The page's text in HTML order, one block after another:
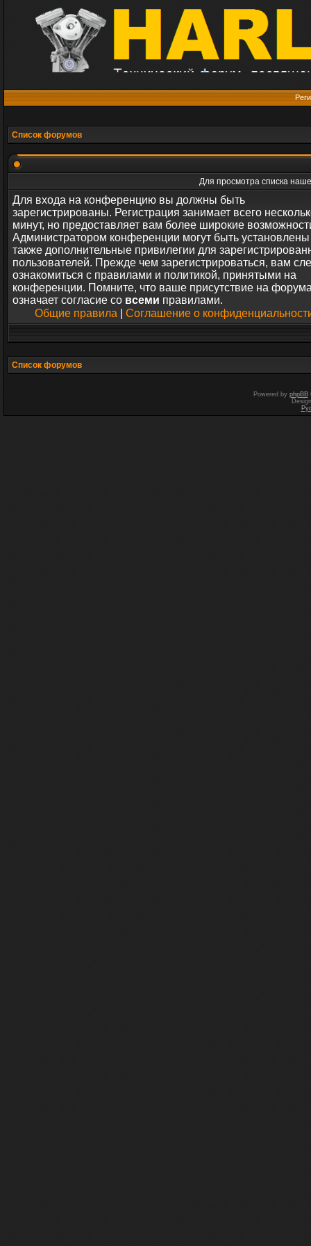
Список форумов
Для просмотра списка
Для входа на конференцию вы должны быть
зарегистрированы. Регистрация занимает всего
минут, но предоставляет вам более широкие
Администратором конференции могут быть установлены
также дополнительные привилегии для
пользователей. Прежде чем зарегистрироваться, вам
ознакомиться с правилами и политикой, принятыми на
конференции. Помните, что ваше присутствие на
означает согласие со всеми правилами.
Общие правила
Соглашение о
Список форумов
Powered by phpBB